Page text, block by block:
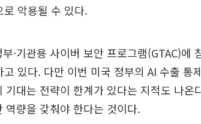
악용될 수 있다.
·기관용 사이버 보안 프로그램(GTAC)에
있다. 다만 이번 미국 정부의 AI 수출 통
기대는 전략이 한계가 있다는 지적도 나온
역량을 갖춰야 한다는 것이다.